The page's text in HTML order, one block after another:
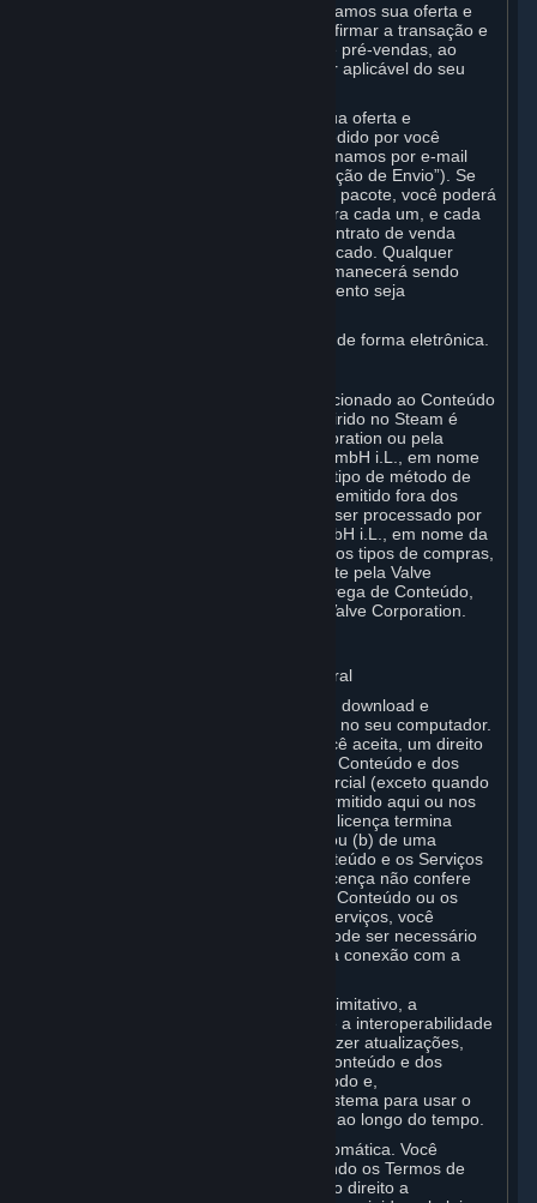
No caso de Conteúdo e Serviços, aceitamos sua oferta e
celebramos o acordo com você ao confirmar a transação e
disponibilizá-los a você, ou, no caso de pré-vendas, ao
confirmar a transação e deduzir o valor aplicável do seu
No caso de Hardware, só aceitamos sua oferta e
celebramos a transação de um item pedido por você
quando enviamos o Hardware e confirmamos por e-mail
que o Hardware foi enviado (“Confirmação de Envio”). Se
seu pedido for enviado em mais de um pacote, você poderá
receber uma Confirmação de Envio para cada um, e cada
Confirmação de Envio celebrará um contrato de venda
individual relativo ao Hardware especificado. Qualquer
Hardware que for entregue a você permanecerá sendo
propriedade da Valve até que o pagamento seja
Você aceita receber faturas de vendas de forma eletrônica.
O processamento de pagamentos relacionado ao Conteúdo
e aos Serviços e/ou ao hardware adquirido no Steam é
realizado diretamente pela Valve Corporation ou pela
subsidiária integral da Valve, a Valve GmbH i.L., em nome
da Valve Corporation, dependendo do tipo de método de
pagamento utilizado. Se seu cartão foi emitido fora dos
Estados Unidos, seu pagamento pode ser processado por
um adquirente europeu pela Valve GmbH i.L., em nome da
Valve Corporation. Para quaisquer outros tipos de compras,
o pagamento será recolhido diretamente pela Valve
Corporation. Em todos os casos, a entrega de Conteúdo,
Serviços e hardware é realizada pela Valve Corporation.
A. Licença de Serviços e Conteúdo Geral
O Steam e as suas Assinaturas exigem download e
instalação do Conteúdo e dos Serviços no seu computador.
A Valve concede, por meio deste, e você aceita, um direito
e uma licença não exclusiva de uso do Conteúdo e dos
Serviços para o uso pessoal não comercial (exceto quando
o uso comercial for expressamente permitido aqui ou nos
Termos de Assinatura aplicáveis). Esta licença termina
mediante a rescisão (a) deste Acordo ou (b) de uma
Assinatura que inclua a licença. O Conteúdo e os Serviços
são licenciados, não vendidos. A sua licença não confere
qualquer título ou propriedade sobre o Conteúdo ou os
Serviços. Para usar o Conteúdo e os Serviços, você
necessita de ter uma Conta Steam e pode ser necessário
executar o cliente Steam e manter uma conexão com a
Por motivos que incluem, sem caráter limitativo, a
segurança do sistema, a estabilidade e a interoperabilidade
de multijogadores, a Valve necessita fazer atualizações,
pré-carregar, criar novas versões do Conteúdo e dos
Serviços ou os aperfeiçoar de outro modo e,
consequentemente, os requisitos do sistema para usar o
Conteúdo e os Serviços podem mudar ao longo do tempo.
Você consente com tal atualização automática. Você
entende que o presente Acordo (incluindo os Termos de
Assinatura aplicáveis) não lhe confere o direito a